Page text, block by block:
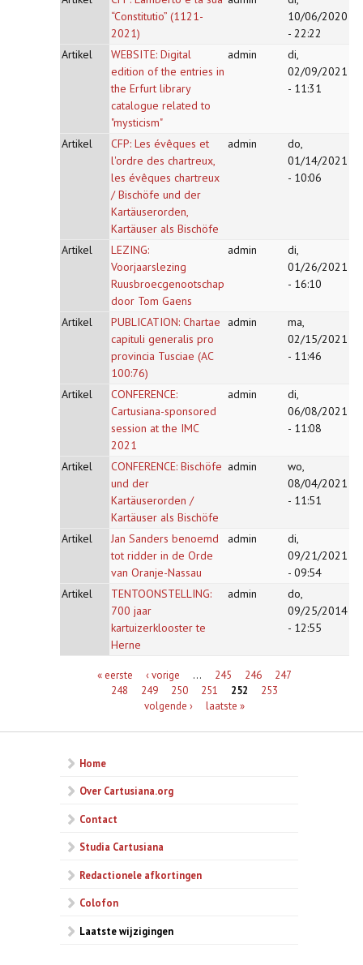
“Constitutio” (1121-
2021)
10/06/2020
- 22:22
Artikel
WEBSITE: Digital
edition of the entries in
the Erfurt library
catalogue related to
"mysticism"
admin
di,
02/09/2021
- 11:31
Artikel
CFP: Les évêques et
l'ordre des chartreux,
les évêques chartreux
/ Bischöfe und der
Kartäuserorden,
Kartäuser als Bischöfe
admin
do,
01/14/2021
- 10:06
Artikel
LEZING:
Voorjaarslezing
Ruusbroecgenootschap
door Tom Gaens
admin
di,
01/26/2021
- 16:10
Artikel
PUBLICATION: Chartae
capituli generalis pro
provincia Tusciae (AC
100:76)
admin
ma,
02/15/2021
- 11:46
Artikel
CONFERENCE:
Cartusiana-sponsored
session at the IMC
2021
admin
di,
06/08/2021
- 11:08
Artikel
CONFERENCE: Bischöfe
und der
Kartäuserorden /
Kartäuser als Bischöfe
admin
wo,
08/04/2021
- 11:51
Artikel
Jan Sanders benoemd
tot ridder in de Orde
van Oranje-Nassau
admin
di,
09/21/2021
- 09:54
Artikel
TENTOONSTELLING:
700 jaar
kartuizerklooster te
Herne
admin
do,
09/25/2014
- 12:55
Pagina's« eerste ‹ vorige … 245 246
247
248
249 250 251 252
253
volgende ›
laatste »
Home
Over Cartusiana.org
Contact
Studia Cartusiana
Redactionele afkortingen
Colofon
Laatste wijzigingen